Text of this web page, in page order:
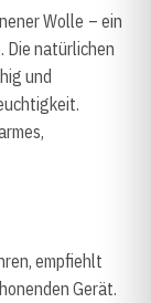
Wolle – ein
Die natürlichen
und
empfiehlt
Gerät.